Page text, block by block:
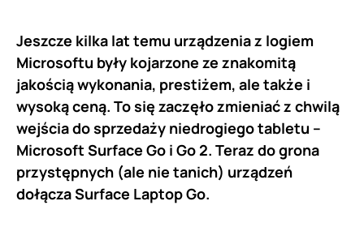
Jeszcze kilka lat temu urządzenia z logiem
Microsoftu były kojarzone ze znakomitą
jakością wykonania, prestiżem, ale także i
wysoką ceną. To się zaczęło zmieniać z chwilą
wejścia do sprzedaży niedrogiego tabletu –
Microsoft Surface Go i Go 2. Teraz do grona
przystępnych (ale nie tanich) urządzeń
dołącza Surface Laptop Go.